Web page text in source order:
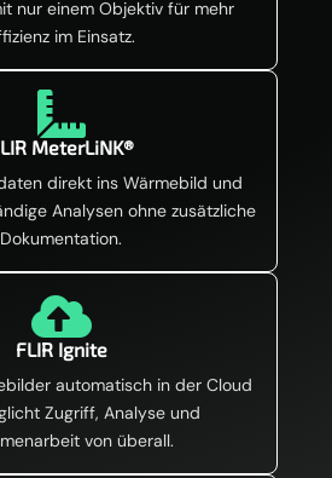
nur einem Objektiv für mehr
im Einsatz.

MeterLiNK®
direkt ins Wärmebild und
Analysen ohne zusätzliche
Dokumentation.

FLIR Ignite
automatisch in der Cloud
Zugriff, Analyse und
von überall.